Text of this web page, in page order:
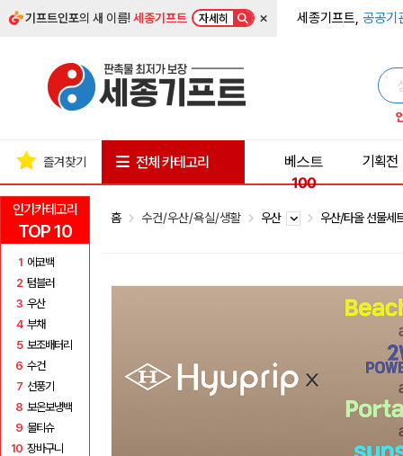
기프트인포의 새 이름!세종기프트 자세히 × 세종기프트, 공공기
인기카테고리
TOP 10
1 에코백
2 텀블러
3 우산
4 부채
5 보조배터리
6 수건
7 선풍기
8 보온보냉백
9 물티슈
10 장바구니
즐겨찾기 전체 카테고리
베스트
100
기획전
홈 수건/우산/욕실/생활 우산 우산/타올 선물세